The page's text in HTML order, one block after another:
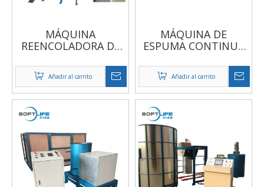
MÁQUINA
REENCOLADORA DE
Añadir al carrito
MÁQUINA DE
ESPUMA CONTINUA
Añadir al carrito